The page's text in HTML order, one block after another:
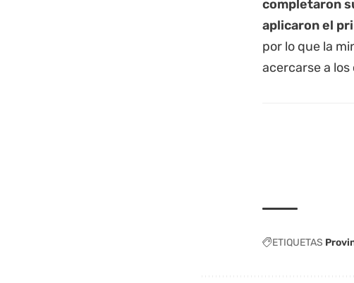
completaron
aplicaron el
por lo que la
acercarse a
ETIQUETAS